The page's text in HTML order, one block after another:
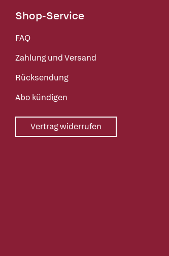
Shop-Service
FAQ
Zahlung und Versand
Rücksendung
Abo kündigen
Vertrag widerrufen